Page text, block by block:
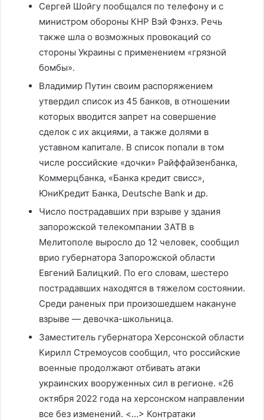
Сергей Шойгу пообщался по телефону и с
министром обороны КНР Вэй Фэнхэ. Речь
также шла о возможных провокаций со
стороны Украины с применением «грязной
бомбы».
Владимир Путин своим распоряжением
утвердил список из 45 банков, в отношении
которых вводится запрет на совершение
сделок с их акциями, а также долями в
уставном капитале. В список попали в том
числе российские «дочки» Райффайзенбанка,
Коммерцбанка, «Банка кредит свисс»,
ЮниКредит Банка, Deutsche Bank и др.
Число пострадавших при взрыве у здания
запорожской телекомпании ЗАТВ в
Мелитополе выросло до 12 человек, сообщил
врио губернатора Запорожской области
Евгений Балицкий. По его словам, шестеро
пострадавших находятся в тяжелом состоянии.
Среди раненых при произошедшем накануне
взрыве — девочка-школьница.
Заместитель губернатора Херсонской области
Кирилл Стремоусов сообщил, что российские
военные продолжают отбивать атаки
украинских вооруженных сил в регионе. «26
октября 2022 года на херсонском направлении
все без изменений. <…> Контратаки